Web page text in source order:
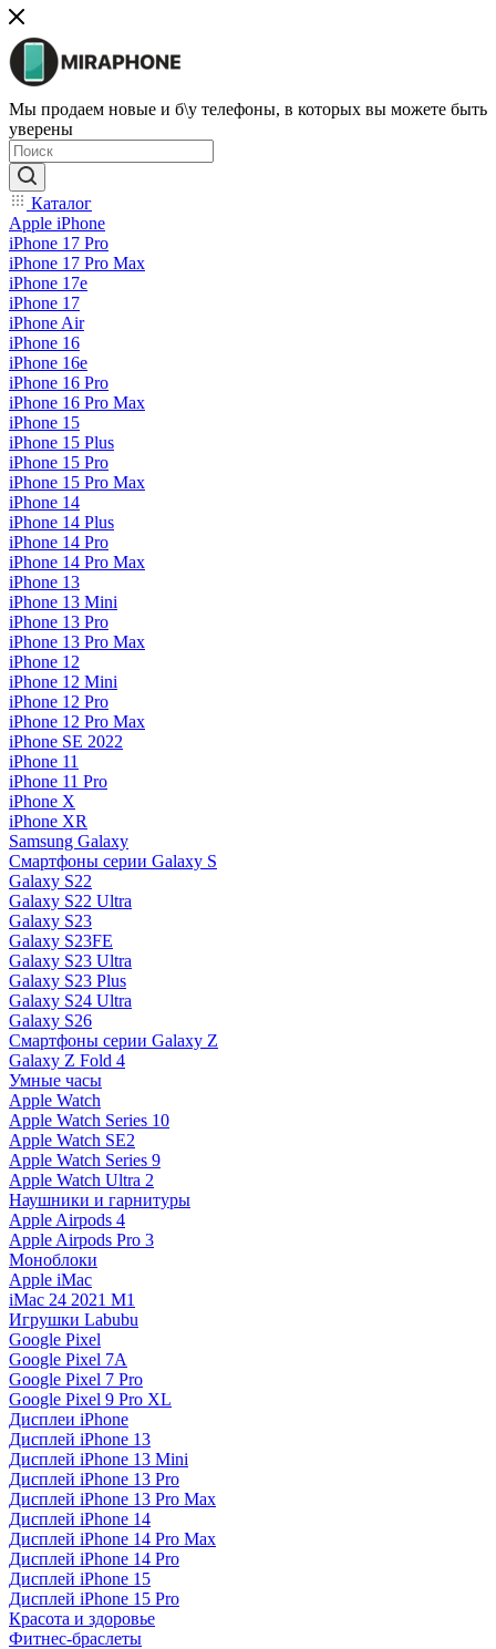
Мы продаем новые и б\у телефоны, в которых вы можете быть
уверены
Каталог
Apple iPhone
iPhone 17 Pro
iPhone 17 Pro Max
iPhone 17e
iPhone 17
iPhone Air
iPhone 16
iPhone 16e
iPhone 16 Pro
iPhone 16 Pro Max
iPhone 15
iPhone 15 Plus
iPhone 15 Pro
iPhone 15 Pro Max
iPhone 14
iPhone 14 Plus
iPhone 14 Pro
iPhone 14 Pro Max
iPhone 13
iPhone 13 Mini
iPhone 13 Pro
iPhone 13 Pro Max
iPhone 12
iPhone 12 Mini
iPhone 12 Pro
iPhone 12 Pro Max
iPhone SE 2022
iPhone 11
iPhone 11 Pro
iPhone X
iPhone XR
Samsung Galaxy
Смартфоны серии Galaxy S
Galaxy S22
Galaxy S22 Ultra
Galaxy S23
Galaxy S23FE
Galaxy S23 Ultra
Galaxy S23 Plus
Galaxy S24 Ultra
Galaxy S26
Смартфоны серии Galaxy Z
Galaxy Z Fold 4
Умные часы
Apple Watch
Apple Watch Series 10
Apple Watch SE2
Apple Watch Series 9
Apple Watch Ultra 2
Наушники и гарнитуры
Apple Airpods 4
Apple Airpods Pro 3
Моноблоки
Apple iMac
iMac 24 2021 M1
Игрушки Labubu
Google Pixel
Google Pixel 7А
Google Pixel 7 Pro
Google Pixel 9 Pro XL
Дисплеи iPhone
Дисплей iPhone 13
Дисплей iPhone 13 Mini
Дисплей iPhone 13 Pro
Дисплей iPhone 13 Pro Max
Дисплей iPhone 14
Дисплей iPhone 14 Pro Max
Дисплей iPhone 14 Pro
Дисплей iPhone 15
Дисплей iPhone 15 Pro
Красота и здоровье
Фитнес-браслеты